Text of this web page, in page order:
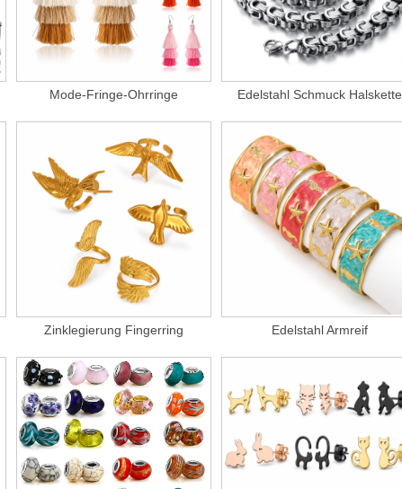
Mode-Fringe-Ohrringe Edelstahl Schmuck Halskette
Zinklegierung Fingerring Edelstahl Armreif